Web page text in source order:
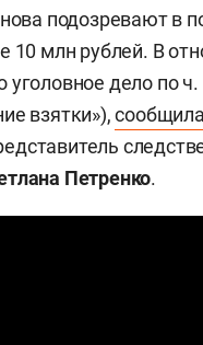
подозревают в
10 млн рублей. В
уголовное дело по ч.
взятки»),сообщила
Петренко.